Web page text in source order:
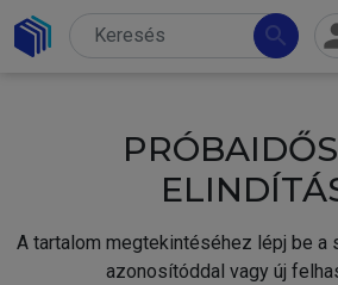
search
A tartalom megtekintéséhez lépj be a
azonosítóddal vagy új